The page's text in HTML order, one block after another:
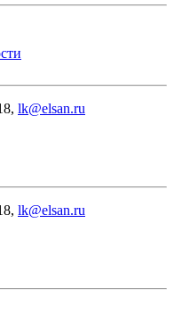
lk@elsan.ru
lk@elsan.ru